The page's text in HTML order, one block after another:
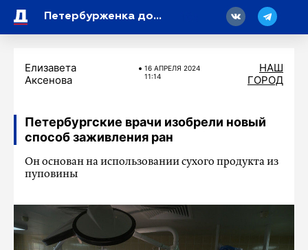
Петербурженка добилась запрета соседям шуметь по ночам и выходным
Елизавета
Аксенова
16 АПРЕЛЯ 2024
11:14
НАШ
ГОРОД
Петербургские врачи изобрели новый
способ заживления ран
Он основан на использовании сухого продукта из
пуповины